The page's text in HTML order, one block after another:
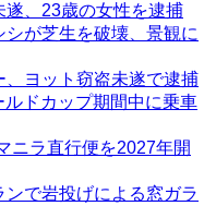
、23歳の女性を逮捕
が芝生を破壊、景観に
ヨット窃盗未遂で逮捕
ドカップ期間中に乗車
ニラ直行便を2027年開
で岩投げによる窓ガラ